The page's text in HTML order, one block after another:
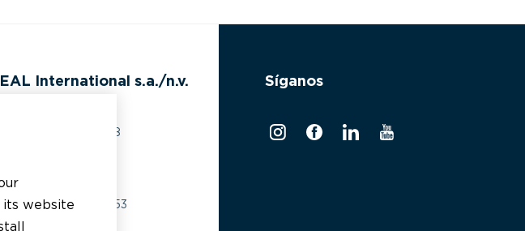
International s.a./n.v.
Rue du Tronquoy, 8
IVA:BE0414.592.153
Síganos
website